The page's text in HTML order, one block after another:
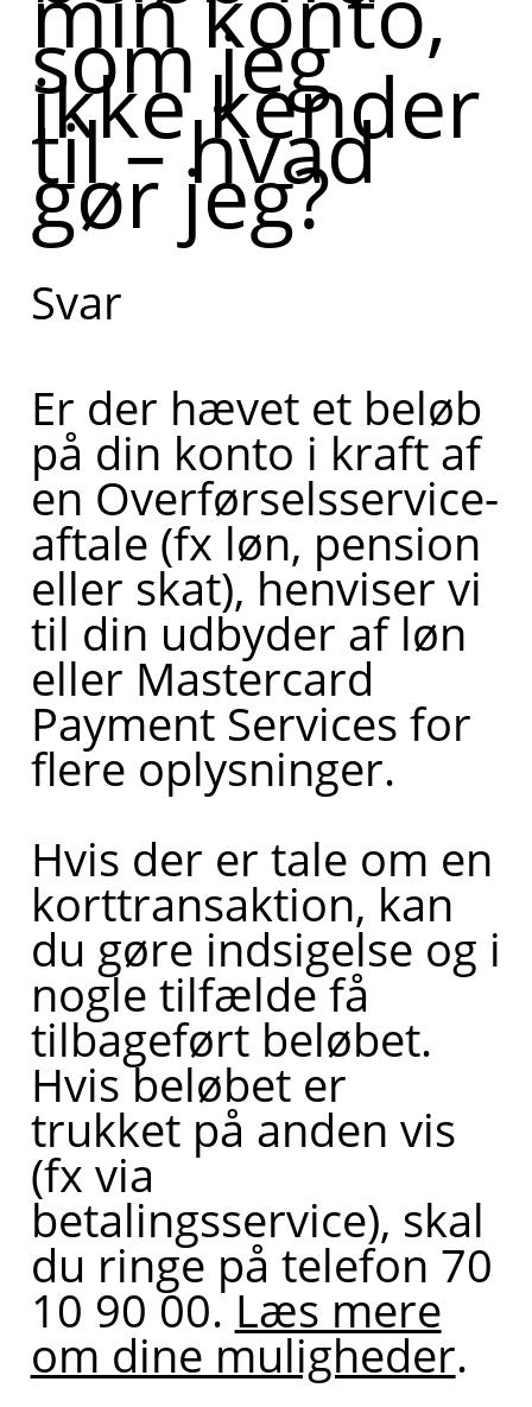
som jeg
ikke kender
til – hvad
gør jeg?
Svar
Er der hævet et beløb
på din konto i kraft af
en Overførselsservice-
aftale (fx løn, pension
eller skat), henviser vi
til din udbyder af løn
eller Mastercard
Payment Services for
flere oplysninger.
Hvis der er tale om en
korttransaktion, kan
du gøre indsigelse og i
nogle tilfælde få
tilbageført beløbet.
Hvis beløbet er
trukket på anden vis
(fx via
betalingsservice), skal
du ringe på telefon 70
10 90 00. Læs mere
om dine muligheder.